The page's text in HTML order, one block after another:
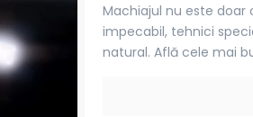
Machiajul nu este doar
impecabil, tehnici
natural. Află cele mai